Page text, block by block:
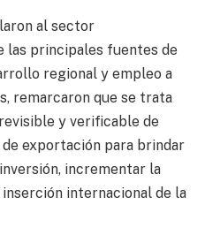
al sector
las principales fuentes de
regional y empleo a
remarcaron que se trata
y verificable de
exportación para brindar
incrementar la
internacional de la